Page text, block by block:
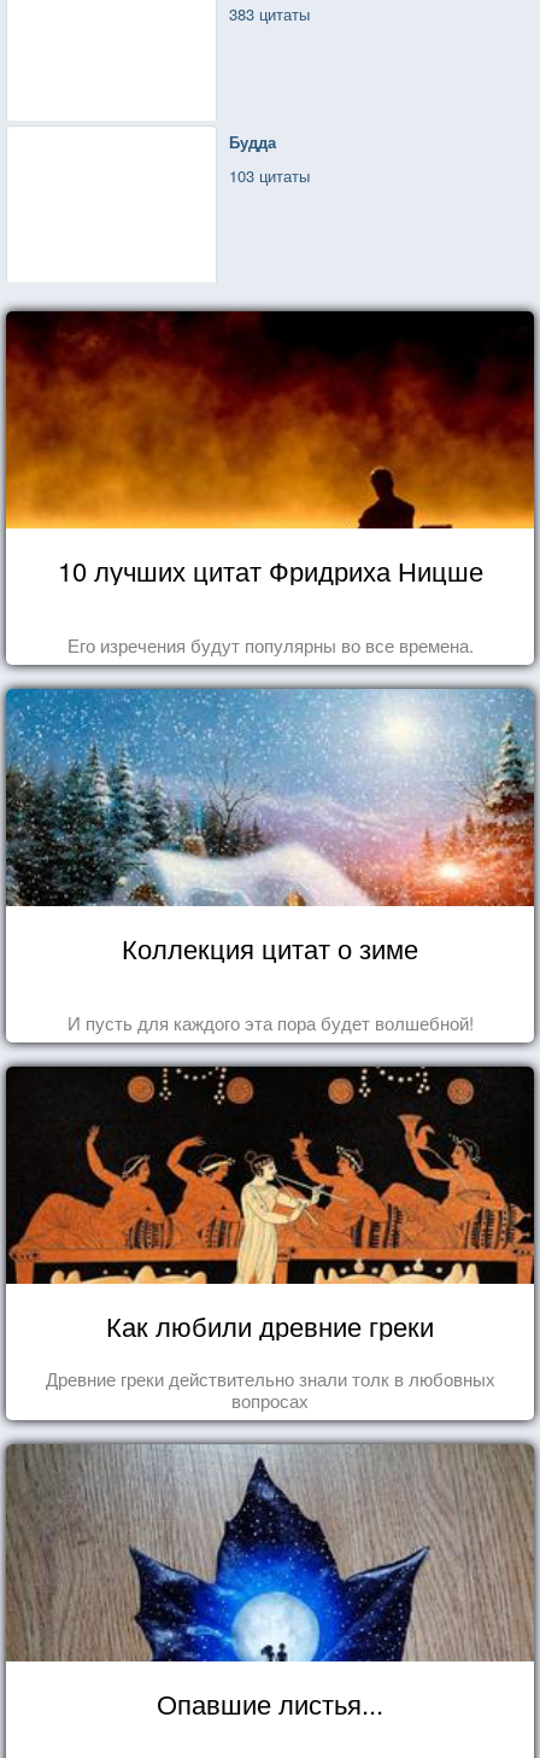
383 цитаты
Будда
103 цитаты
10 лучших цитат Фридриха Ницше
Его изречения будут популярны во все времена.
Коллекция цитат о зиме
И пусть для каждого эта пора будет волшебной!
Как любили древние греки
Древние греки действительно знали толк в любовных
вопросах
Опавшие листья...